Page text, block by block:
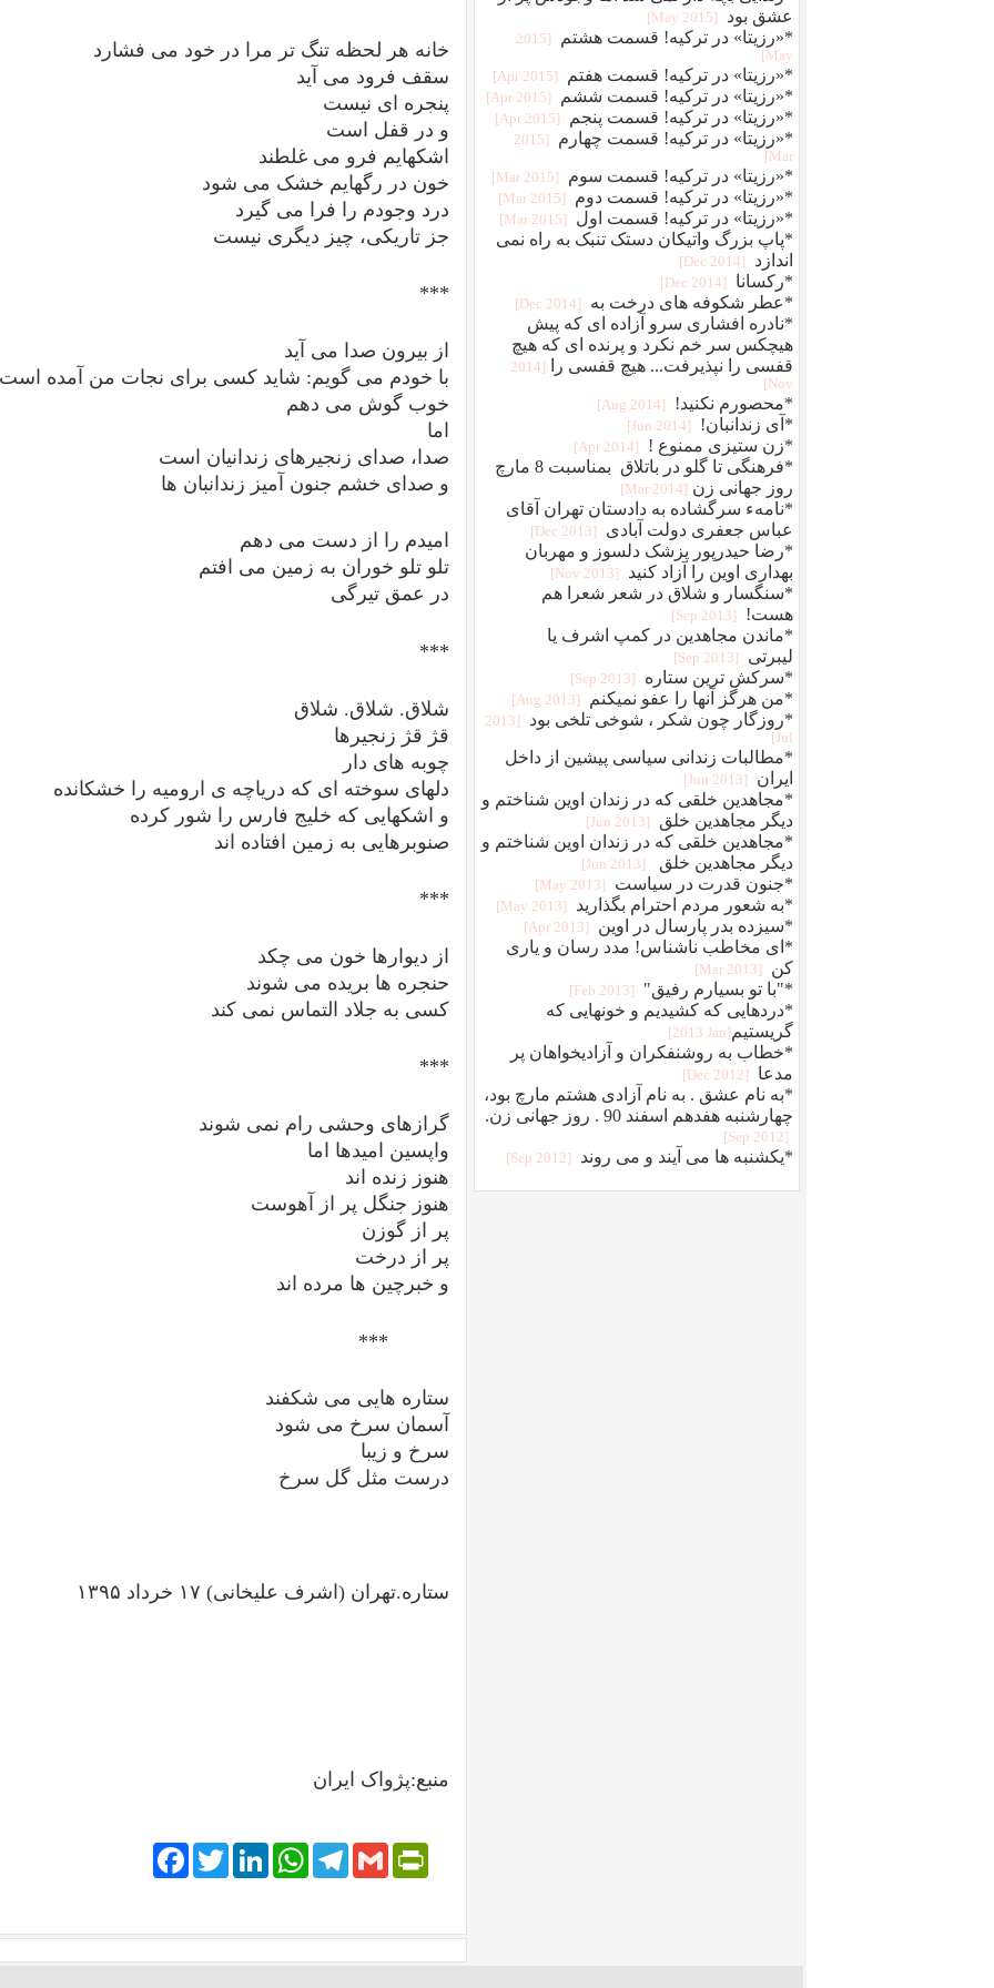
خانه هر لحظه تنگ تر مرا در خود می فشارد
سقف فرود می آید
پنجره ای نیست
و در قفل است
اشکهایم فرو می غلطند
خون در رگهایم خشک می شود
درد وجودم را فرا می گیرد
جز تاریکی، چیز دیگری نیست
***
از بیرون صدا می آید
با خودم می گویم: شاید کسی برای نجات من آمده است
خوب گوش می دهم
اما
صدا، صدای زنجیرهای زندانیان است
و صدای خشم جنون آمیز زندانبان ها
امیدم را از دست می دهم
تلو تلو خوران به زمین می افتم
در عمق تیرگی
***
شلاق. شلاق. شلاق
قژ قژ زنجیرها
چوبه های دار
دلهای سوخته ای که دریاچه ی ارومیه را خشکانده
و اشکهایی که خلیج فارس را شور کرده
صنوبرهایی به زمین افتاده اند
***
از دیوارها خون می چکد
حنجره ها بریده می شوند
کسی به جلاد التماس نمی کند
***
گرازهای وحشی رام نمی شوند
واپسین امیدها اما
هنوز زنده اند
هنوز جنگل پر از آهوست
پر از گوزن
پر از درخت
و خبرچین ها مرده اند
ستاره هایی می شکفند
آسمان سرخ می شود
سرخ و زیبا
درست مثل گل سرخ
ستاره.تهران (اشرف علیخانی) ۱۷ خرداد ۱۳۹۵
منبع:پژواک ایران
FacebookTwitterLinkedIn
WhatsAppTelegramGmail
PrintFriendly
عشق بود
[2015 May]
*«رزیتا» در ترکیه! قسمت هشتم
[2015
May]
*«رزیتا» در ترکیه! قسمت هفتم [2015 Apr]
*«رزیتا» در ترکیه! قسمت ششم [2015 Apr]
*«رزیتا» در ترکیه! قسمت پنجم [2015 Apr]
*«رزیتا» در ترکیه! قسمت چهارم
[2015
Mar]
*«رزیتا» در ترکیه! قسمت سوم [2015 Mar]
*«رزیتا» در ترکیه! قسمت دوم [2015 Mar]
*«رزیتا» در ترکیه! قسمت اول [2015 Mar]
*پاپ بزرگ واتیکان دستک تنبک به راه نمی
اندازد
[2014 Dec]
*رکسانا [2014 Dec]
*عطر شکوفه های درخت به [2014 Dec]
*نادره افشاری سرو آزاده ای که پیش
هیچکس سر خم نکرد و پرنده ای که هیچ
قفسی را نپذیرفت... هیچ قفسی را
[2014
Nov]
*محصورم نکنید! [2014 Aug]
*آی زندانبان! [2014 Jun]
*زن ستیزی ممنوع ! [2014 Apr]
*فرهنگی تا گلو در باتلاق بمناسبت 8 مارچ
روز جهانی زن [2014 Mar]
*نامهء سرگشاده به دادستان تهران آقای
عباس جعفری دولت آبادی
[2013 Dec]
*رضا حیدرپور پزشک دلسوز و مهربان
بهداری اوین را آزاد کنید
[2013 Nov]
*سنگسار و شلاق در شعر شعرا هم
هست!
[2013 Sep]
*ماندن مجاهدین در کمپ اشرف یا
لیبرتی
[2013 Sep]
*سرکش ترین ستاره [2013 Sep]
*من هرگز آنها را عفو نمیکنم [2013 Aug]
*روزگار چون شکر ، شوخی تلخی بود
[2013
Jul]
*مطالبات زندانی سیاسی پیشین از داخل
ایران
[2013 Jun]
*مجاهدین خلقی که در زندان اوین شناختم و
دیگر مجاهدین خلق
[2013 Jun]
*مجاهدین خلقی که در زندان اوین شناختم و
دیگر مجاهدین خلق
[2013 Jun]
*جنون قدرت در سیاست [2013 May]
*به شعور مردم احترام بگذارید [2013 May]
*سیزده بدر پارسال در اوین [2013 Apr]
*ای مخاطب ناشناس! مدد رسان و یاری
کن
[2013 Mar]
*"با تو بسیارم رفیق" [2013 Feb]
*دردهایی که کشیدیم و خونهایی که
گریستیم‎ [2013 Jan]
*خطاب به روشنفکران و آزادیخواهان پر
مدعا
[2012 Dec]
*به نام عشق . به نام آزادی هشتم مارچ بود،
چهارشنبه هفدهم اسفند 90 . روز جهانی زن.
[2012 Sep]
*یکشنبه ها می آیند و می روند [2012 Sep]